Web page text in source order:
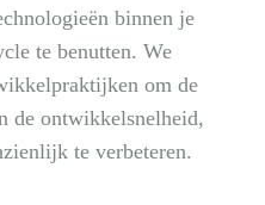
binnen je
te benutten. We
om de
de ontwikkelsnelheid,
te verbeteren.